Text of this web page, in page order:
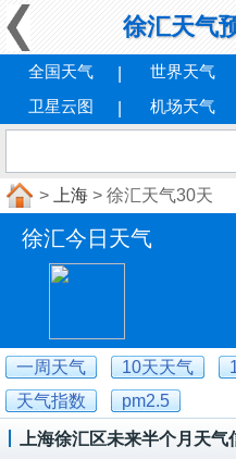
徐汇天气
全国天气 世界天气
卫星云图
机场天气
> 上海 > 徐汇天气30天
徐汇今日天气
一周天气 10天天气
天气指数
pm2.5
上海徐汇区未来半个月天气